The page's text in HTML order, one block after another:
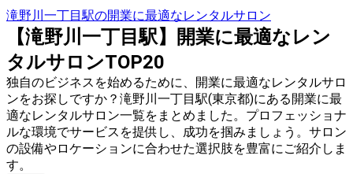
滝野川一丁目駅の開業に最適なレンタルサロン
【滝野川一丁目駅】開業に最適なレン
タルサロンTOP20
独自のビジネスを始めるために、開業に最適なレンタルサロ
ンをお探しですか？滝野川一丁目駅(東京都)にある開業に最
適なレンタルサロン一覧をまとめました。プロフェッショナ
ルな環境でサービスを提供し、成功を掴みましょう。サロン
の設備やロケーションに合わせた選択肢を豊富にご紹介しま
す。